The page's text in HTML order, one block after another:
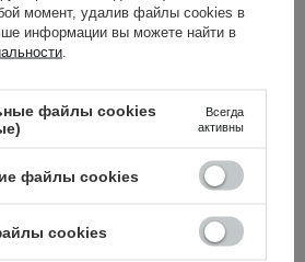
момент, удалив файлы cookies в
информации вы можете найти в
файлы cookies
Всегда
активны
файлы cookies
cookies